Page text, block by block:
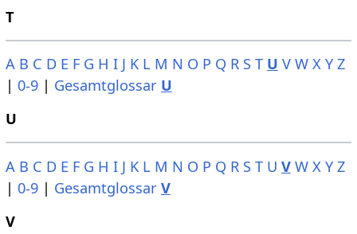
T
A B C D E F G H I J K L M N O P Q R S T U V W X Y Z
| 0-9| Gesamtglossar U
U
A B C D E F G H I J K L M N O P Q R S T U V W X Y Z
| 0-9| Gesamtglossar V
V